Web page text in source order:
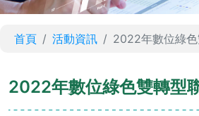
首頁 活動資訊 2022年數位綠
2022年數位綠色雙轉型